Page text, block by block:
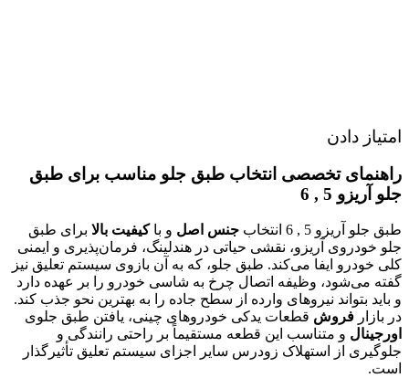
امتیاز دادن
راهنمای تخصصی انتخاب طبق جلو مناسب برای طبق
جلو آریزو 5 , 6
طبق جلو آریزو 5 , 6 انتخاب جنس اصل و باکیفیت بالا برای طبق
جلو خودروی آریزو، نقشی حیاتی در هندلینگ، فرمان‌پذیری و ایمنی
کلی خودرو ایفا می‌کند. طبق جلو، که به آن بازوی سیستم تعلیق نیز
گفته می‌شود، وظیفه اتصال چرخ به شاسی خودرو را بر عهده دارد
و باید بتواند نیروهای وارده از سطح جاده را به بهترین نحو جذب کند.
در بازار فروش قطعات یدکی خودروهای چینی، یافتن طبق جلوی
اورجینال و متناسب این قطعه مستقیماً بر راحتی رانندگی و
جلوگیری از استهلاک زودرس سایر اجزای سیستم تعلیق تأثیرگذار
است.